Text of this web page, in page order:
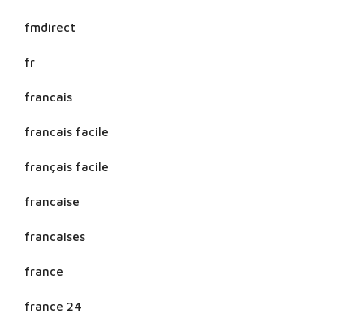
fmdirect
fr
francais
francais facile
français facile
francaise
francaises
france
france 24